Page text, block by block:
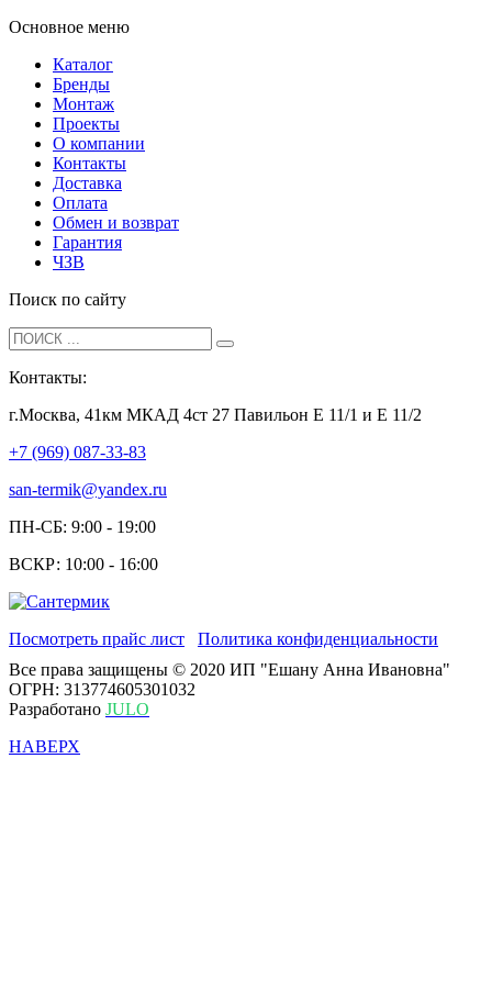
Основное меню
Каталог
Бренды
Монтаж
Проекты
О компании
Контакты
Доставка
Оплата
Обмен и возврат
Гарантия
ЧЗВ
Поиск по сайту
Контакты:
г.Москва, 41км МКАД 4ст 27 Павильон Е 11/1 и Е 11/2
+7 (969) 087-33-83
san-termik@yandex.ru
ПН-СБ: 9:00 - 19:00
ВСКР: 10:00 - 16:00
Посмотреть прайс лист
Политика конфиденциальности
Все права защищены © 2020 ИП "Ешану Анна Ивановна"
ОГРН: 313774605301032
Разработано JULO
НАВЕРХ